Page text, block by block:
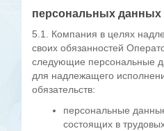
персональных данных
5.1. Компания в целях
своих обязанностей
следующие персональные
для надлежащего
обязательств:
персональные
состоящих в